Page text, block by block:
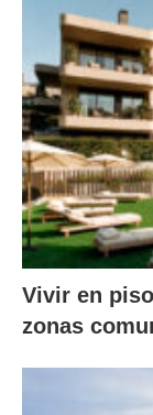
Vivir en
zonas